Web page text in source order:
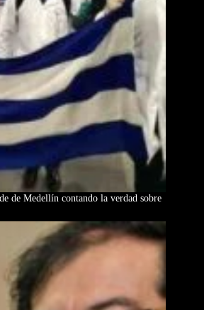
de Medellín contando la verdad sobre